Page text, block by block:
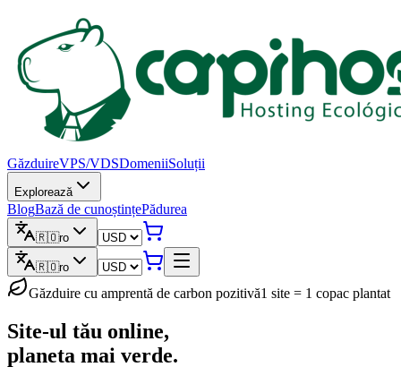
GăzduireVPS/VDSDomeniiSoluții
Explorează
BlogBază de cunoștințePădurea
🇷🇴ro
🇷🇴ro
Găzduire cu amprentă de carbon pozitivă1 site = 1 copac plantat
Site-ul tău online,
planeta mai verde.